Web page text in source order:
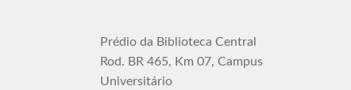
Prédio da Biblioteca Central
Rod. BR 465, Km 07, Campus
Universitário